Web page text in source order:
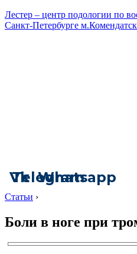
Лестер – центр подологии по
Санкт-Петербурге
Vk
Telegram
Whatsapp
Статьи ›
Боли в ноге при